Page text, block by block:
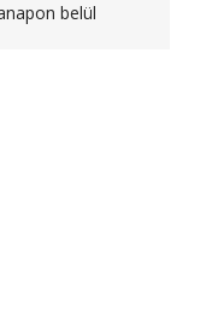
belül